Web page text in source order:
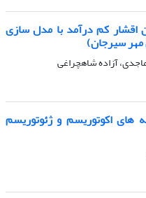
اقشار کم درآمد با مدل سازی
مهر سیرجان)
آزاده شاهچراغی
های اکوتوریسم و ژئوتوریسم